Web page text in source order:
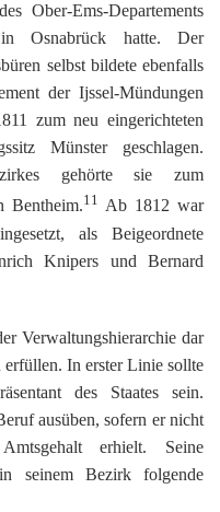
Ober-Ems-Departements
Osnabrück hatte. Der
selbst bildete ebenfalls
der Ijssel-Mündungen
zum neu eingerichteten
Münster geschlagen.
gehörte sie zum
Bentheim.11 Ab 1812 war
als Beigeordnete
Knipers und Bernard
Verwaltungshierarchie dar
erfüllen. In erster Linie sollte
des Staates sein.
ausüben, sofern er nicht
erhielt. Seine
in seinem Bezirk folgende